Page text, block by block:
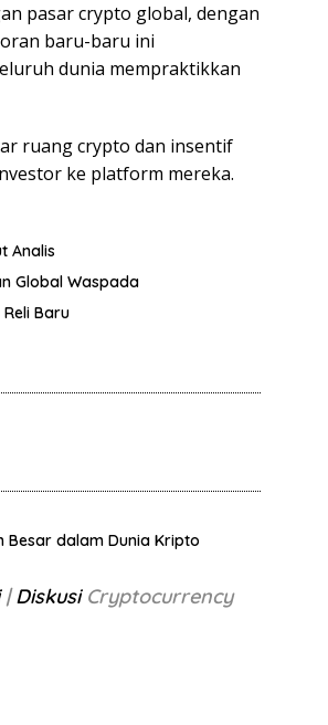
pasar crypto global, dengan
baru-baru ini
dunia mempraktikkan
ruang crypto dan insentif
ke platform mereka.
Analis
Global Waspada
Baru
Besar dalam Dunia Kripto
|DiskusiCryptocurrency